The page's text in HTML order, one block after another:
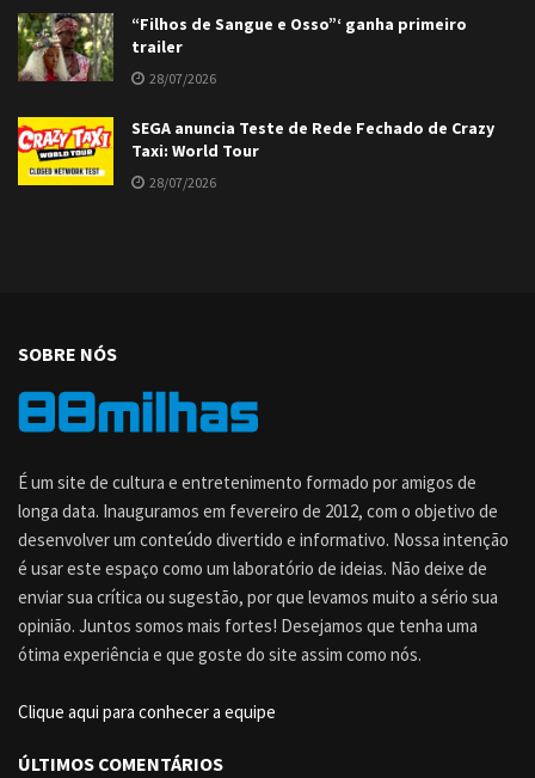
“Filhos de Sangue e Osso”‘ ganha primeiro
trailer
28/07/2026
SEGA anuncia Teste de Rede Fechado de Crazy
Taxi: World Tour
28/07/2026
SOBRE NÓS
É um site de cultura e entretenimento formado por amigos de
longa data. Inauguramos em fevereiro de 2012, com o objetivo de
desenvolver um conteúdo divertido e informativo. Nossa intenção
é usar este espaço como um laboratório de ideias. Não deixe de
enviar sua crítica ou sugestão, por que levamos muito a sério sua
opinião. Juntos somos mais fortes! Desejamos que tenha uma
ótima experiência e que goste do site assim como nós.
Clique aqui para conhecer a equipe
ÚLTIMOS COMENTÁRIOS